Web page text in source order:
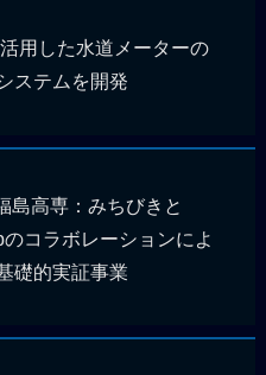
用した水道メーターの
ステムを開発
島高専：みちびきと
コラボレーションによ
礎的実証事業